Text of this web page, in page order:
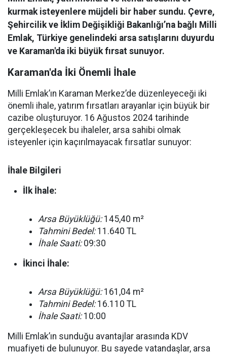
kurmak isteyenlere müjdeli bir haber sundu. Çevre,
Şehircilik ve İklim Değişikliği Bakanlığı’na bağlı Milli
Emlak, Türkiye genelindeki arsa satışlarını duyurdu
ve Karaman'da iki büyük fırsat sunuyor.
Karaman'da İki Önemli İhale
Milli Emlak’ın Karaman Merkez’de düzenleyeceği iki
önemli ihale, yatırım fırsatları arayanlar için büyük bir
cazibe oluşturuyor. 16 Ağustos 2024 tarihinde
gerçekleşecek bu ihaleler, arsa sahibi olmak
isteyenler için kaçırılmayacak fırsatlar sunuyor:
İhale Bilgileri
İlk İhale:
Arsa Büyüklüğü:145,40 m²
Tahmini Bedel:11.640 TL
İhale Saati:09:30
İkinci İhale:
Arsa Büyüklüğü:161,04 m²
Tahmini Bedel:16.110 TL
İhale Saati:10:00
Milli Emlak’ın sunduğu avantajlar arasında KDV
muafiyeti de bulunuyor. Bu sayede vatandaşlar, arsa